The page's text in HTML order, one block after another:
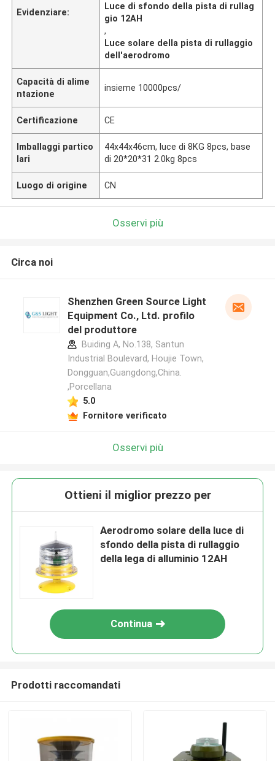
Evidenziare:
Luce di sfondo della pista di rullag
gio 12AH
,
Luce solare della pista di rullaggio
dell'aerodromo
Capacità di alime
ntazione
insieme 10000pcs/
Certificazione CE
Imballaggi partico
lari
44x44x46cm, luce di 8KG 8pcs, base
di 20*20*31 2.0kg 8pcs
Luogo di origine CN
Osservi più
Circa noi
Shenzhen Green Source Light
Equipment Co., Ltd. profilo
del produttore
Buiding A, No.138, Santun
Industrial Boulevard, Houjie Town,
Dongguan,Guangdong,China.
,Porcellana
5.0
Fornitore verificato
Osservi più
Ottieni il miglior prezzo per
Aerodromo solare della luce di
sfondo della pista di rullaggio
della lega di alluminio 12AH
Continua
Prodotti raccomandati